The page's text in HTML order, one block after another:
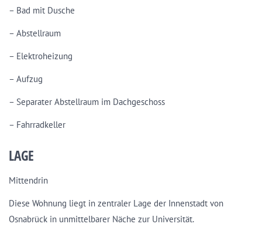
– Bad mit Dusche
– Abstellraum
– Elektroheizung
– Aufzug
– Separater Abstellraum im Dachgeschoss
– Fahrradkeller
LAGE
Mittendrin
Diese Wohnung liegt in zentraler Lage der Innenstadt von
Osnabrück in unmittelbarer Näche zur Universität.